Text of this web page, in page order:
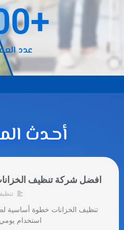
عدد
+
أحـدث
افضل شركة تنظيف
تنظيف الخزانات خطوة أساسية
استخدام